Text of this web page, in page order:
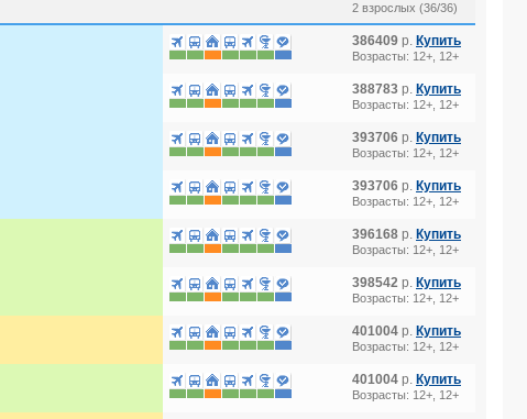
2 взрослых (36/36)
386409 р. Купить
Возрасты: 12+, 12+
388783 р. Купить
Возрасты: 12+, 12+
393706 р. Купить
Возрасты: 12+, 12+
393706 р. Купить
Возрасты: 12+, 12+
396168 р. Купить
Возрасты: 12+, 12+
398542 р. Купить
Возрасты: 12+, 12+
401004 р. Купить
Возрасты: 12+, 12+
401004 р. Купить
Возрасты: 12+, 12+